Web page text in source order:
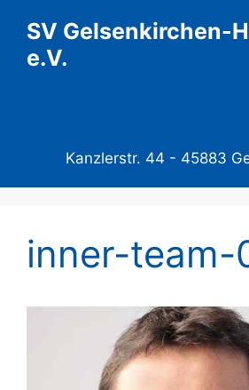
Inhalt
springen
SV Gelsenkirchen-
e.V.
Kanzlerstr. 44 - 45883
inner-team-